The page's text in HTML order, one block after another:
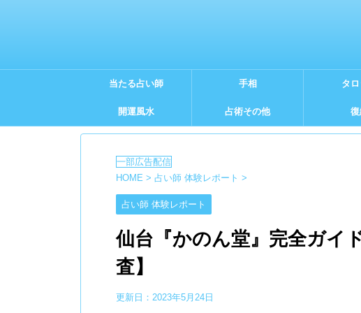
当たる占い師 手相 タ
開運風水 占術その他
HOME > 占い師 体験レポート >
占い師 体験レポート
仙台『かのん堂』完全ガイ
査】
更新日： 2023年5月24日